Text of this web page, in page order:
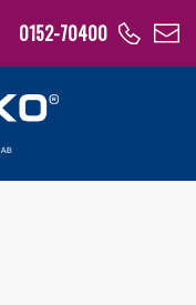
0152-70400